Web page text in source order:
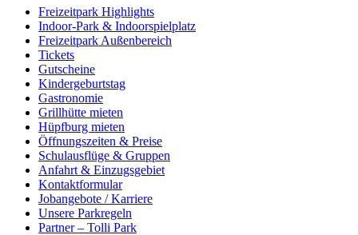
Freizeitpark Highlights
Indoor-Park & Indoorspielplatz
Freizeitpark Außenbereich
Tickets
Gutscheine
Kindergeburtstag
Gastronomie
Grillhütte mieten
Hüpfburg mieten
Öffnungszeiten & Preise
Schulausflüge & Gruppen
Anfahrt & Einzugsgebiet
Kontaktformular
Jobangebote / Karriere
Unsere Parkregeln
Partner – Tolli Park